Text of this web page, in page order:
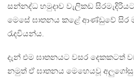
සන්නද්ධ හමුදාව වැලිකඩ
මෙසේ ඝාතනය කළේ ආණ්ඩුවේ සිර
රැදවියන්ය.
දැන් එම ඝාතනයට වසර දෙකකටත්
නමුත් ඒ ඝාතනය මෙහෙයවූ අලුගෝසු